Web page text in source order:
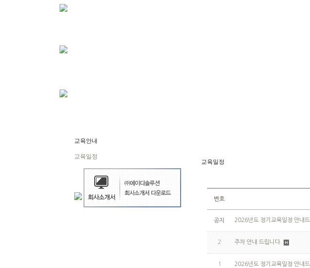
교육안내
교육일정
교육일정
번호
공지 2026년도 정기교육일정 안내
2 주차 안내 드립니다.
1 2026년도 정기교육일정 안내